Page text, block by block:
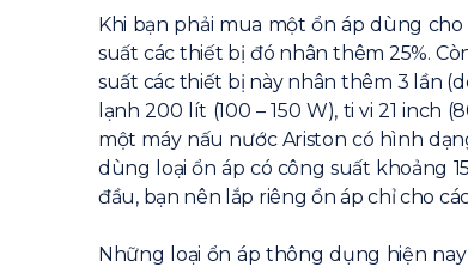
Khi bạn phải mua một ổn áp dùng
suất các thiết bị đó nhân thêm 25%.
suất các thiết bị này nhân thêm 3 lần
lạnh 200 lít (100 – 150 W), ti vi 21 inch
một máy nấu nước Ariston có hình
dùng loại ổn áp có công suất khoảng
đầu, bạn nên lắp riêng ổn áp chỉ cho
Những loại ổn áp thông dụng hiện nay